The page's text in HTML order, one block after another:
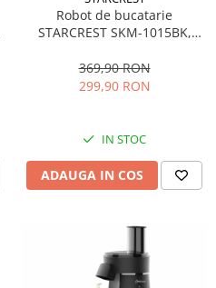
Robot de bucatarie
STARCREST SKM-1015BK,
Accesorii, 10 Viteze + Pulse,
Negru
369,90 RON
299,90 RON
IN STOC
ADAUGA IN COS